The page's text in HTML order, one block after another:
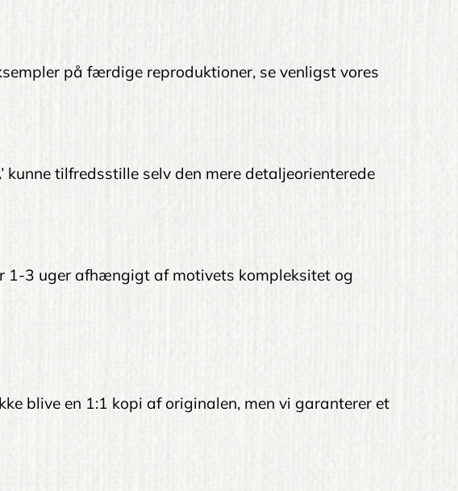
på færdige reproduktioner, se venligst vores
kunne tilfredsstille selv den mere detaljeorienterede
1-3 uger afhængigt af motivets kompleksitet og
blive en 1:1 kopi af originalen, men vi garanterer et